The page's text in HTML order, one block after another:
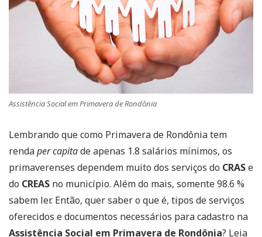
Assistência Social em Primavera de Rondônia
Lembrando que como Primavera de Rondônia tem
rendaper capitade apenas 1.8 salários mínimos, os
primaverenses dependem muito dos serviços do CRASe
do CREAS no município. Além do mais, somente 98.6 %
sabem ler. Então, quer saber o que é, tipos de serviços
oferecidos e documentos necessários para cadastro na
Assistência Social em Primavera de Rondônia? Leia